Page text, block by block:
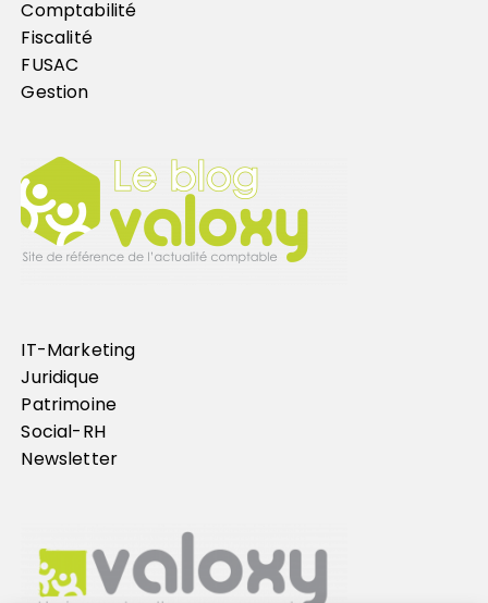
Comptabilité
Fiscalité
FUSAC
Gestion
IT-Marketing
Juridique
Patrimoine
Social-RH
Newsletter